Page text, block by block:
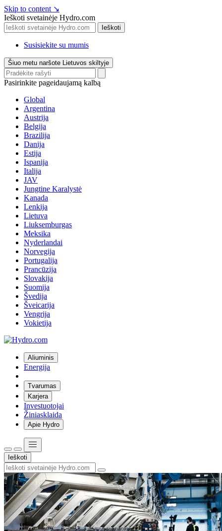
Skip to content ↘
Ieškoti svetainėje Hydro.com
Ieškoti
Susisiekite su mumis
Šiuo metu naršote Lietuvos skiltyje
Pasirinkite pageidaujamą kalbą
Global
Argentina
Austrija
Belgija
Brazilija
Danija
Estija
Ispanija
Italija
JAV
Jungtine Karalystė
Kanada
Lenkija
Lietuva
Liuksemburgas
Meksika
Nyderlandai
Norvegija
Portugalija
Prancūzija
Slovakija
Suomija
Švedija
Šveicarija
Vengrija
Vokietija
Aliuminis
Energija
Tvarumas
Karjera
Investuotojai
Žiniasklaida
Apie Hydro
Ieškoti